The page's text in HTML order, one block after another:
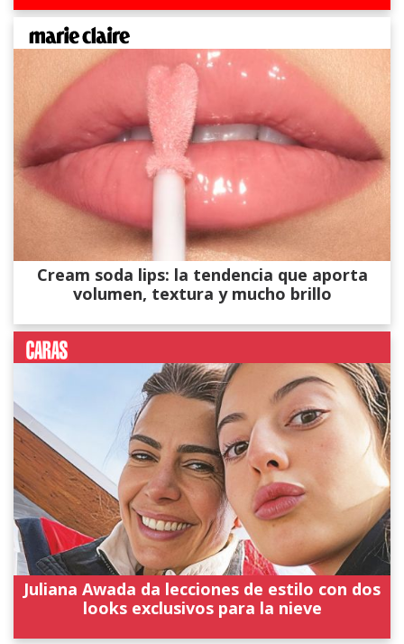
Cream soda lips: la tendencia que aporta
volumen, textura y mucho brillo
Juliana Awada da lecciones de estilo con dos
looks exclusivos para la nieve